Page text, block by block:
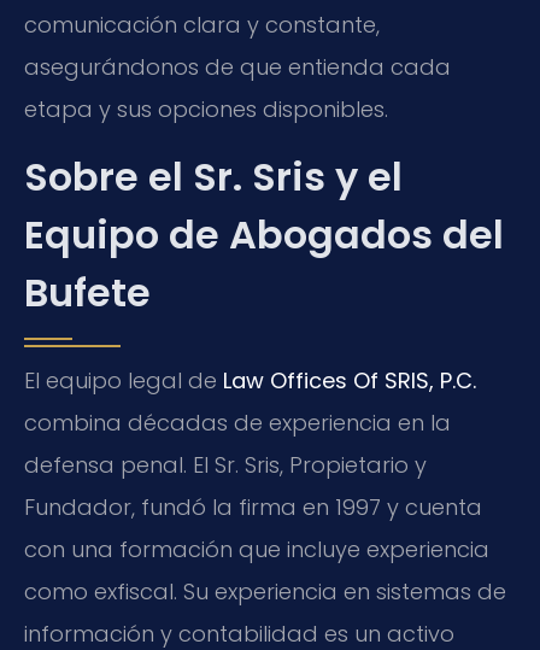
comunicación clara y constante,
asegurándonos de que entienda cada
etapa y sus opciones disponibles.
Sobre el Sr. Sris y el
Equipo de Abogados del
Bufete
El equipo legal de Law Offices Of SRIS, P.C.
combina décadas de experiencia en la
defensa penal. El Sr. Sris, Propietario y
Fundador, fundó la firma en 1997 y cuenta
con una formación que incluye experiencia
como exfiscal. Su experiencia en sistemas de
información y contabilidad es un activo